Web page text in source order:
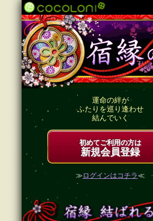
運命の絆が
ふたりを巡り逢わせ
結んでいく
初めてご利用の方は
新規会員登録
≫ログインはコチラ≪